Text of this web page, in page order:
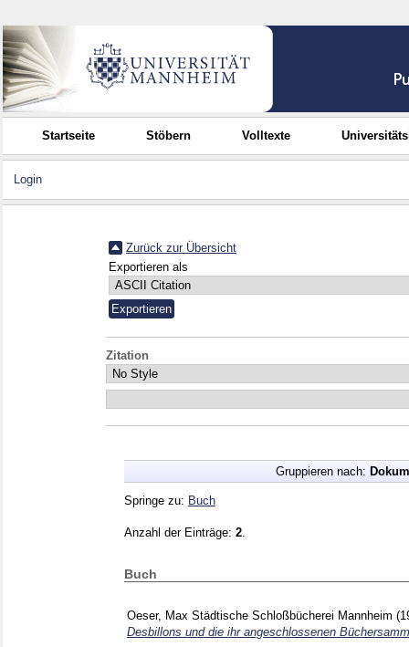
Startseite Stöbern Volltexte
Login
Zurück zur Übersicht
Exportieren als
Zitation
Gruppieren nach:
Springe zu: Buch
Anzahl der Einträge: 2
Buch
Oeser, Max Städtische Schloßbücherei Mannheim
Desbillons und die ihr angeschlossenen